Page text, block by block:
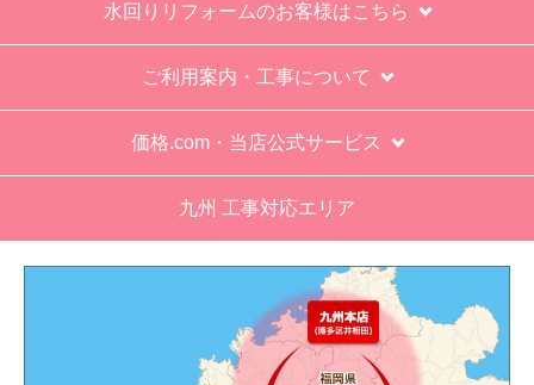
が悪かったが室外機の荷揚げを手伝った。もし、
客先が高齢の女性だったらどうしたのか疑問。
エアコン専門の担当べつにもう一人来て欲しかっ
た。
が、登録したメールアドレスではなく、ショート
メールだとは知らず、確認できなかった。
エアコンが２００V対応型だが、同じ２００Vでも
業務用なのでコンセントの形状が違い、途中で工
事業者が買いに行く始末。注文時に形状の確認も
水回りリフォームのお客様はこちら
ご利用案内・工事について
価格.com・当店公式サービス
九州 工事対応エリア